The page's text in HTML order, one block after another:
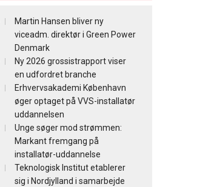
Martin Hansen bliver ny
viceadm. direktør i Green Power
Denmark
Ny 2026 grossistrapport viser
en udfordret branche
Erhvervsakademi København
øger optaget på VVS-installatør
uddannelsen
Unge søger mod strømmen:
Markant fremgang på
installatør-uddannelse
Teknologisk Institut etablerer
sig i Nordjylland i samarbejde